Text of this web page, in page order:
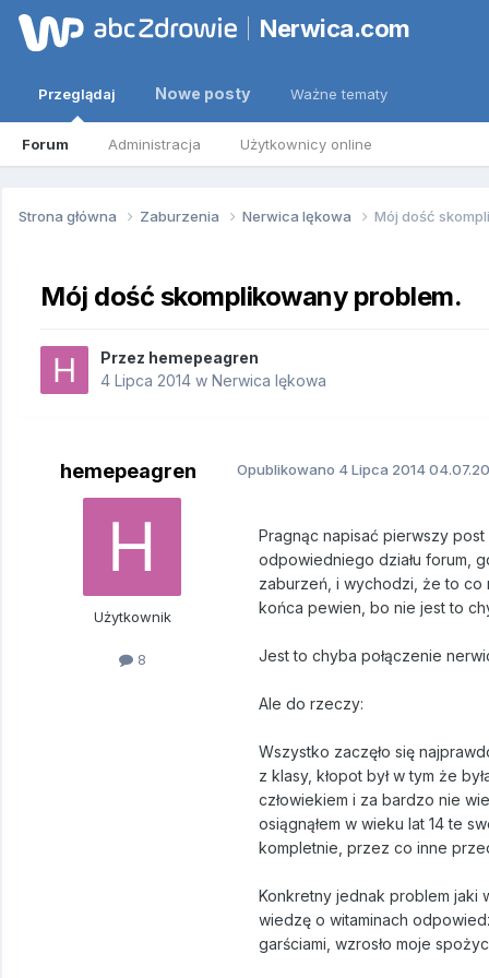
Nerwica.com
Przeglądaj
Forum Administracja Użytkownicy online
Nowe posty Ważne tematy
Strona główna Zaburzenia Nerwica lękowa Mój dość
Mój dość skomplikowany problem.
Przez hemepeagren
4 Lipca 2014 w Nerwica lękowa
hemepeagren
Użytkownik
8
Opublikowano 4 Lipca 2014
Pragnąc napisać pierwszy
odpowiedniego działu forum,
zaburzeń, i wychodzi, że to
końca pewien, bo nie jest to
Jest to chyba połączenie
Ale do rzeczy:
Wszystko zaczęło się
z klasy, kłopot był w tym że
człowiekiem i za bardzo nie
osiągnąłem w wieku lat 14 te
kompletnie, przez co inne
Konkretny jednak problem jaki
wiedzę o witaminach
garściami, wzrosło moje